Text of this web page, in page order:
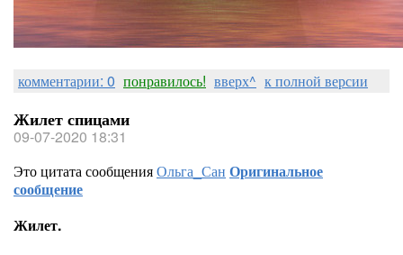
комментарии: 0 понравилось! вверх^ к полной версии
Жилет спицами
09-07-2020 18:31
Это цитата сообщенияОльга_Сан Оригинальное
сообщение
Жилет.